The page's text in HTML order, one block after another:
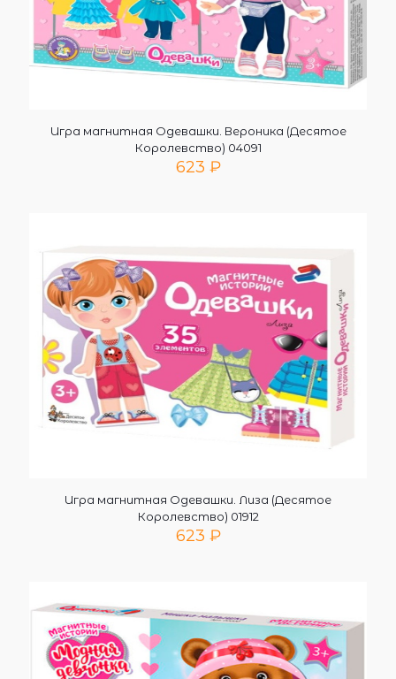
Игра магнитная Одевашки. Вероника (Десятое
Королевство) 04091
623 ₽
Игра магнитная Одевашки. Лиза (Десятое
Королевство) 01912
623 ₽